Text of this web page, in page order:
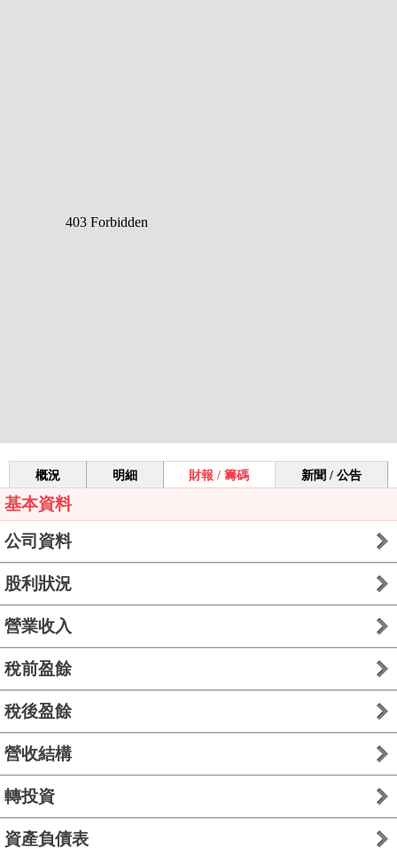
概況 明細 財報 / 籌碼 新聞 / 公告
基本資料
公司資料
股利狀況
營業收入
稅前盈餘
稅後盈餘
營收結構
轉投資
資產負債表